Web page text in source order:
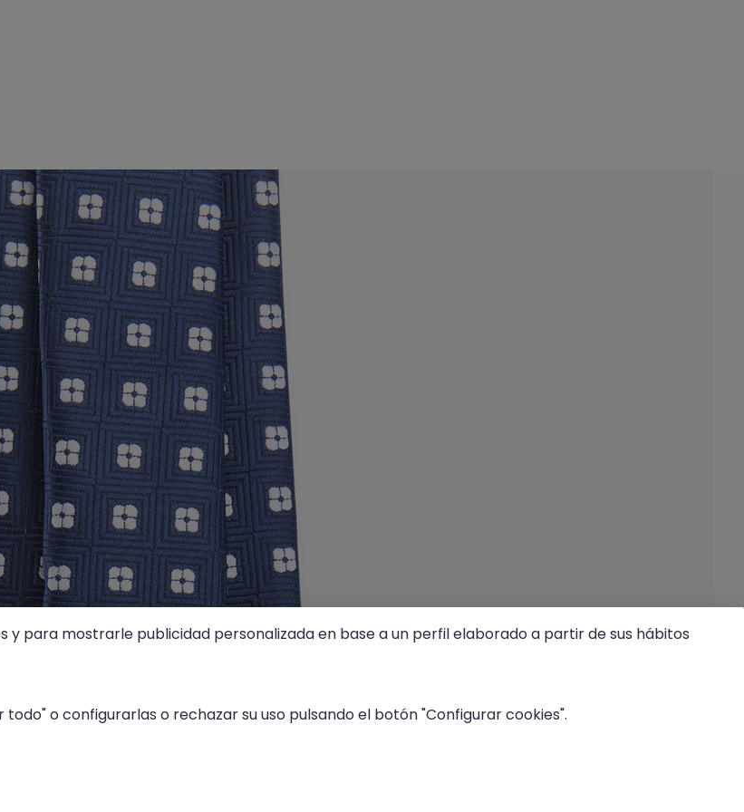
para mostrarle publicidad personalizada en base a un perfil elaborado a partir de sus hábitos
o configurarlas o rechazar su uso pulsando el botón "Configurar cookies".